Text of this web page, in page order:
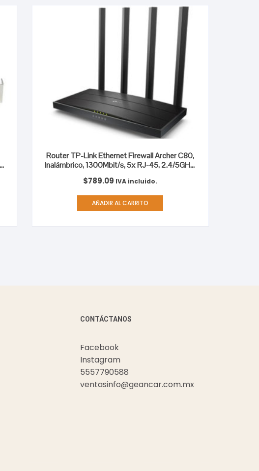
Router TP-Link Ethernet Firewall Archer C80,
Inalámbrico, 1300Mbit/s, 5x RJ-45, 2.4/5GHz,
600MBPS AT 2.4GH
$789.09 IVA incluido.
AÑADIR AL CARRITO
CONTÁCTANOS
Facebook
Instagram
5557790588
ventasinfo@geancar.com.mx